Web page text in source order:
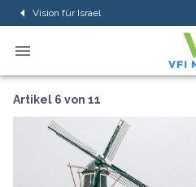
Vision für Israel
Artikel 6 von 11